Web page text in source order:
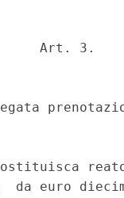
Art. 3.
da euro